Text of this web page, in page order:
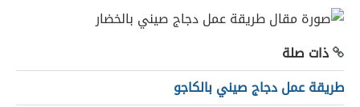
ذات صلة
طريقة عمل دجاج صيني بالكاجو